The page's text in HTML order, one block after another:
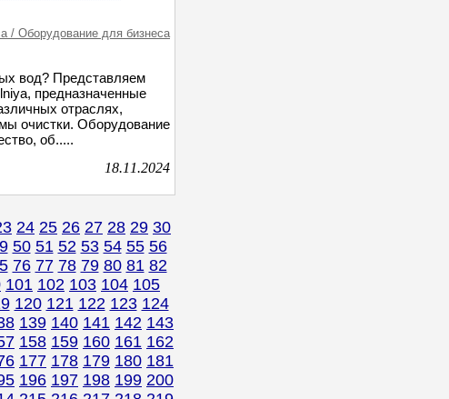
/ Оборудование для бизнеса
вод? Представляем
предназначенные
отраслях,
очистки. Оборудование
об.....
18.11.2024
24 25 26 27 28 29 30
50 51 52 53 54 55 56
76 77 78 79 80 81 82
101 102 103 104 105
120 121 122 123 124
139 140 141 142 143
158 159 160 161 162
177 178 179 180 181
196 197 198 199 200